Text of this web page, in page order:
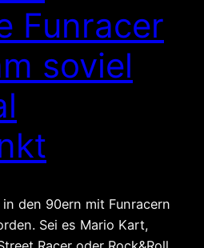
Funracer
soviel
den 90ern mit Funracern
Sei es Mario Kart,